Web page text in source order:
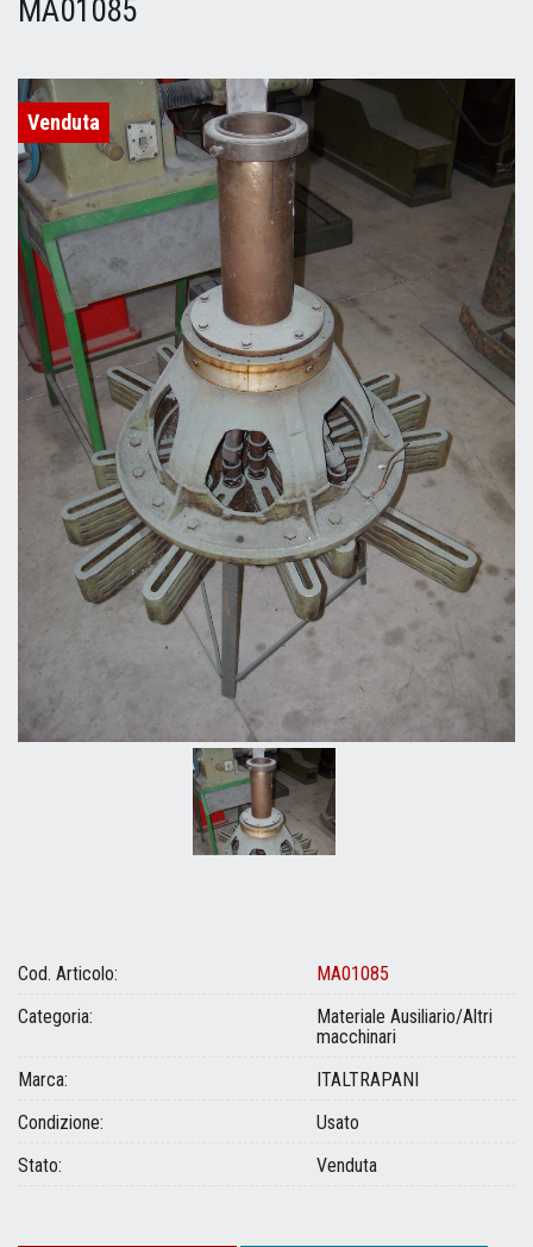
MA01085
Venduta
Cod. Articolo:
MA01085
Categoria:
Materiale Ausiliario/Altri
macchinari
Marca:
ITALTRAPANI
Condizione:
Usato
Stato:
Venduta